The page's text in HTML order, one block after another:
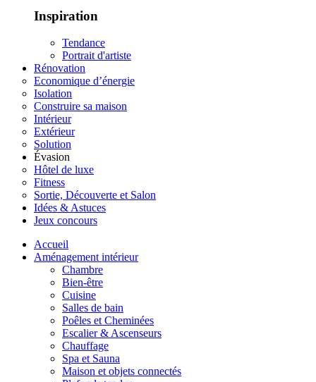
Inspiration
Tendance
Portrait d'artiste
Rénovation
Economique d’énergie
Isolation
Construire sa maison
Intérieur
Extérieur
Solution
Évasion
Hôtel de luxe
Fitness
Sortie, Découverte et Salon
Idées & Astuces
Jeux concours
Accueil
Aménagement intérieur
Chambre
Bien-être
Cuisine
Salles de bain
Poêles et Cheminées
Escalier & Ascenseurs
Chauffage
Spa et Sauna
Maison et objets connectés